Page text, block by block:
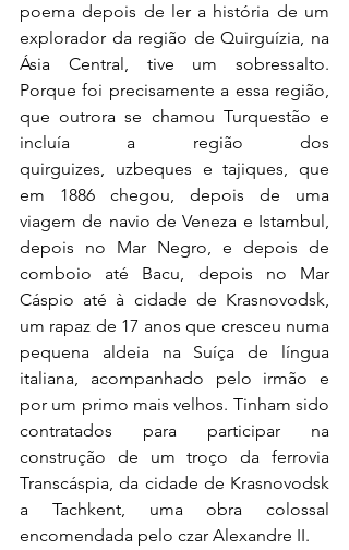
poema depois de ler a história de um
explorador da região de Quirguízia, na
Ásia Central, tive um sobressalto.
Porque foi precisamente a essa região,
que outrora se chamou Turquestão e
incluía a região dos
quirguizes, uzbeques e tajiques, que
em 1886 chegou, depois de uma
viagem de navio de Veneza e Istambul,
depois no Mar Negro, e depois de
comboio até Bacu, depois no Mar
Cáspio até à cidade de Krasnovodsk,
um rapaz de 17 anos que cresceu numa
pequena aldeia na Suíça de língua
italiana, acompanhado pelo irmão e
por um primo mais velhos. Tinham sido
contratados para participar na
construção de um troço da ferrovia
Transcáspia, da cidade de Krasnovodsk
a Tachkent, uma obra colossal
encomendada pelo czar Alexandre II.